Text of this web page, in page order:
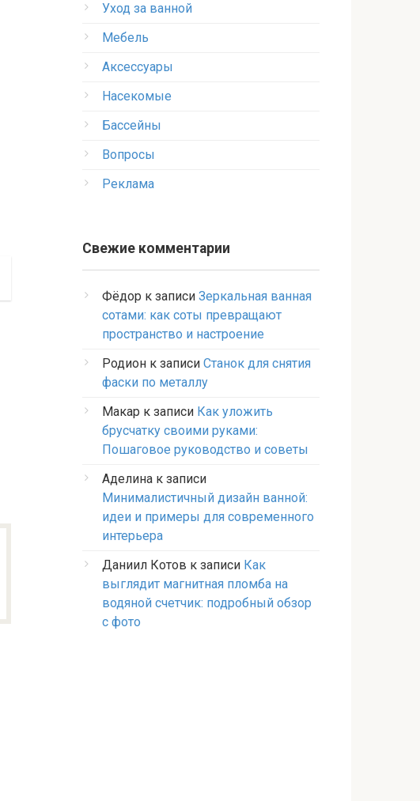
Уход за ванной
Мебель
Аксессуары
Насекомые
Бассейны
Вопросы
Реклама
Свежие комментарии
Фёдор к записи Зеркальная ванная
сотами: как соты превращают
пространство и настроение
Родион к записи Станок для снятия
фаски по металлу
Макар к записи Как уложить
брусчатку своими руками:
Пошаговое руководство и советы
Аделина к записи
Минималистичный дизайн ванной:
идеи и примеры для современного
интерьера
Даниил Котов к записи Как
выглядит магнитная пломба на
водяной счетчик: подробный обзор
с фото